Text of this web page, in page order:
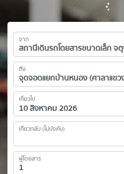
จาก
ถึง
เที่ยวไป
เที่ยวกลับ (ไม่บังคับ)
ผู้โดยสาร